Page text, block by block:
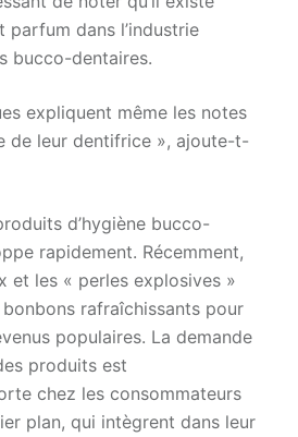
parfum dans l’industrie
bucco-dentaires.
expliquent même les notes
leur dentifrice », ajoute-t-
d’hygiène bucco-
rapidement. Récemment,
et les « perles explosives »
rafraîchissants pour
populaires. La demande
produits est
chez les consommateurs
plan, qui intègrent dans leur